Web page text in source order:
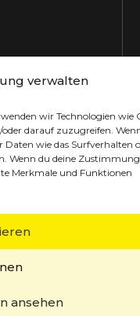
verwalten
wir Technologien wie
darauf zuzugreifen.
wie das Surfverhalten
Wenn du deine
Merkmale und Funktionen
ansehen
vorbehalten